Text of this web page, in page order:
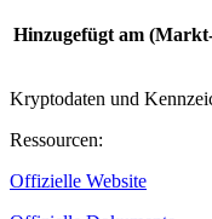
Hinzugefügt am
Kryptodaten und
Ressourcen:
Offizielle Website